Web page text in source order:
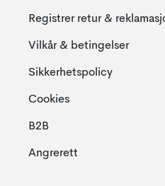
Registrer retur &
Vilkår & betingelser
Sikkerhetspolicy
Cookies
B2B
Angrerett